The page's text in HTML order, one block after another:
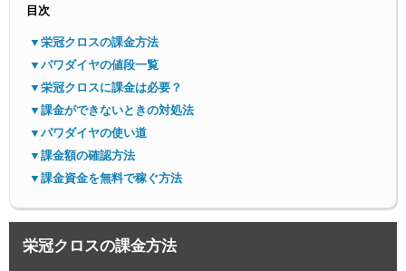
目次
▼栄冠クロスの課金方法
▼パワダイヤの値段一覧
▼栄冠クロスに課金は必要？
▼課金ができないときの対処法
▼パワダイヤの使い道
▼課金額の確認方法
▼課金資金を無料で稼ぐ方法
栄冠クロスの課金方法